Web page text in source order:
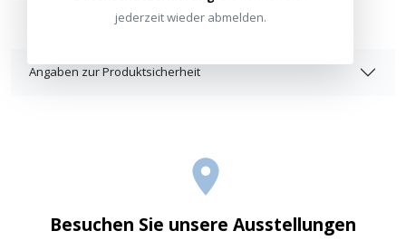
Angaben zur Produktsicherheit
Besuchen Sie unsere Ausstellungen
jederzeit wieder abmelden.